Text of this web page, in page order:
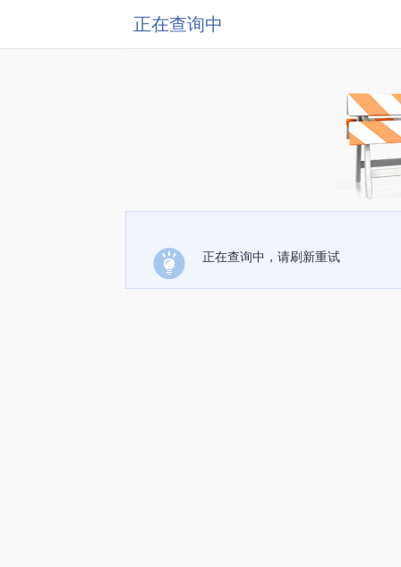
正在查询中
正在查询中，请刷新重试